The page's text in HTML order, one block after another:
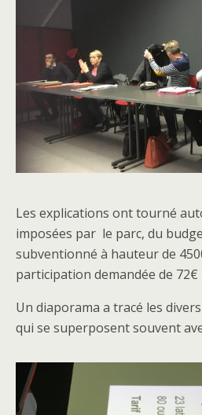
Les explications ont tourné
imposées par le parc, du
subventionné à hauteur de
participation demandée de 72€
Un diaporama a tracé les
qui se superposent souvent